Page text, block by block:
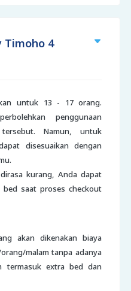
Timoho 4
untuk 13 - 17 orang.
penggunaan
Namun, untuk
disesuaikan dengan
kurang, Anda dapat
bed saat proses checkout
akan dikenakan biaya
malam tanpa adanya
termasuk extra bed dan